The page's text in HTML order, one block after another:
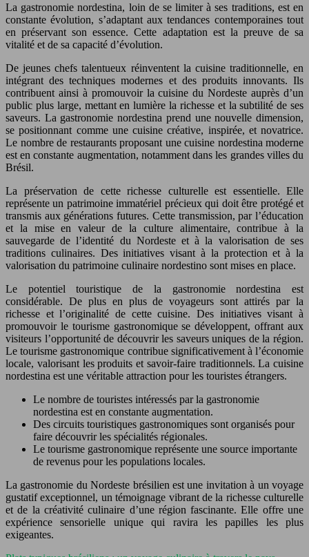
La gastronomie nordestina, loin de se limiter à ses traditions, est en
constante évolution, s’adaptant aux tendances contemporaines tout
en préservant son essence. Cette adaptation est la preuve de sa
vitalité et de sa capacité d’évolution.
De jeunes chefs talentueux réinventent la cuisine traditionnelle, en
intégrant des techniques modernes et des produits innovants. Ils
contribuent ainsi à promouvoir la cuisine du Nordeste auprès d’un
public plus large, mettant en lumière la richesse et la subtilité de ses
saveurs. La gastronomie nordestina prend une nouvelle dimension,
se positionnant comme une cuisine créative, inspirée, et novatrice.
Le nombre de restaurants proposant une cuisine nordestina moderne
est en constante augmentation, notamment dans les grandes villes du
Brésil.
La préservation de cette richesse culturelle est essentielle. Elle
représente un patrimoine immatériel précieux qui doit être protégé et
transmis aux générations futures. Cette transmission, par l’éducation
et la mise en valeur de la culture alimentaire, contribue à la
sauvegarde de l’identité du Nordeste et à la valorisation de ses
traditions culinaires. Des initiatives visant à la protection et à la
valorisation du patrimoine culinaire nordestino sont mises en place.
Le potentiel touristique de la gastronomie nordestina est
considérable. De plus en plus de voyageurs sont attirés par la
richesse et l’originalité de cette cuisine. Des initiatives visant à
promouvoir le tourisme gastronomique se développent, offrant aux
visiteurs l’opportunité de découvrir les saveurs uniques de la région.
Le tourisme gastronomique contribue significativement à l’économie
locale, valorisant les produits et savoir-faire traditionnels. La cuisine
nordestina est une véritable attraction pour les touristes étrangers.
Le nombre de touristes intéressés par la gastronomie
nordestina est en constante augmentation.
Des circuits touristiques gastronomiques sont organisés pour
faire découvrir les spécialités régionales.
Le tourisme gastronomique représente une source importante
de revenus pour les populations locales.
La gastronomie du Nordeste brésilien est une invitation à un voyage
gustatif exceptionnel, un témoignage vibrant de la richesse culturelle
et de la créativité culinaire d’une région fascinante. Elle offre une
expérience sensorielle unique qui ravira les papilles les plus
exigeantes.